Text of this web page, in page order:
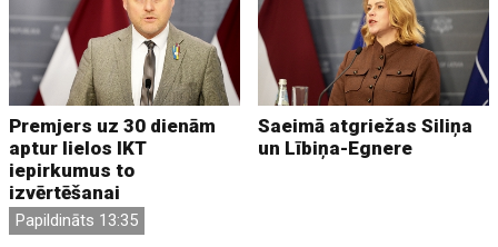
Premjers uz 30 dienām
aptur lielos IKT
iepirkumus to
izvērtēšanai
Papildināts 13:35
Saeimā atgriežas Siliņa
un Lībiņa-Egnere